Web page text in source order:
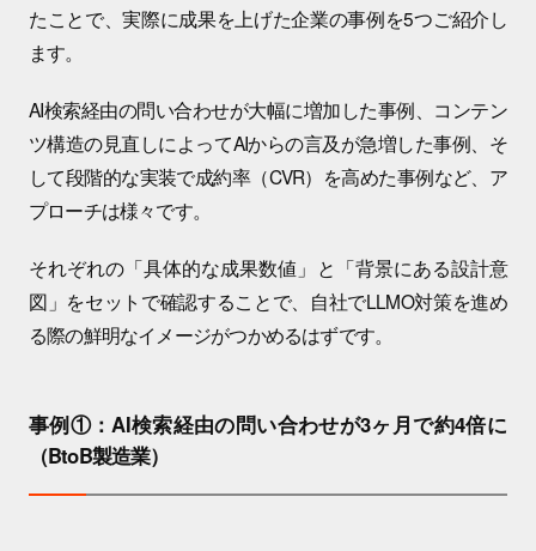
たことで、実際に成果を上げた企業の事例を5つご紹介し
ます。
AI検索経由の問い合わせが大幅に増加した事例、コンテン
ツ構造の見直しによってAIからの言及が急増した事例、そ
して段階的な実装で成約率（CVR）を高めた事例など、ア
プローチは様々です。
それぞれの「具体的な成果数値」と「背景にある設計意
図」をセットで確認することで、自社でLLMO対策を進め
る際の鮮明なイメージがつかめるはずです。
事例①：AI検索経由の問い合わせが3ヶ月で約4倍に
（BtoB製造業）